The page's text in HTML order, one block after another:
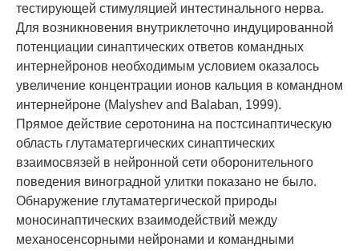
тестирующей стимуляцией интестинального нерва.
Для возникновения внутриклеточно индуцированной
потенциации синаптических ответов командных
интернейронов необходимым условием оказалось
увеличение концентрации ионов кальция в командном
интернейроне (Malyshev and Balaban, 1999).
Прямое действие серотонина на постсинаптическую
область глутаматергических синаптических
взаимосвязей в нейронной сети оборонительного
поведения виноградной улитки показано не было.
Обнаружение глутаматергической природы
моносинаптических взаимодействий между
механосенсорными нейронами и командными